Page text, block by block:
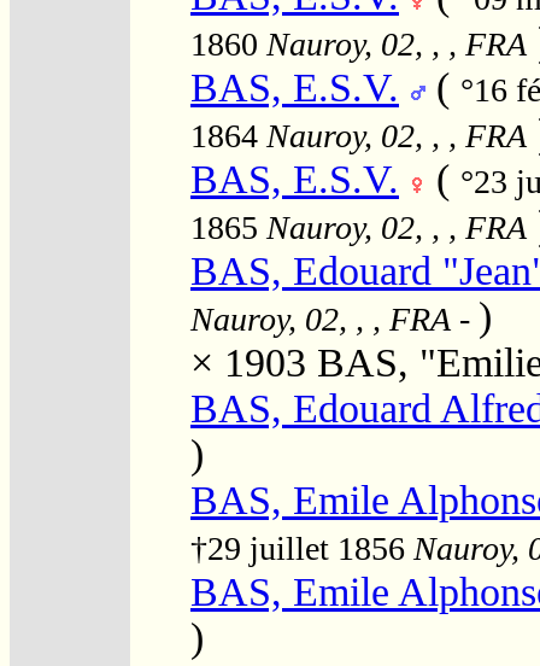
1860 Nauroy, 02, , , FRA
BAS, E.S.V.
( °16
1864 Nauroy, 02, , , FRA
BAS, E.S.V.
( °23
1865 Nauroy, 02, , , FRA
BAS, Edouard
Nauroy, 02, , , FRA - )
× 1903 BAS,
BAS, Edouard
)
BAS, Emile
†29 juillet 1856 Nauroy,
BAS, Emile
)